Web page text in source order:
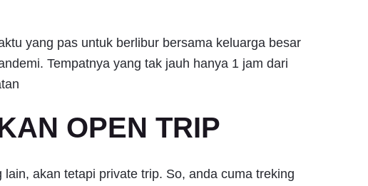
yang pas untuk berlibur bersama keluarga besar
Tempatnya yang tak jauh hanya 1 jam dari
OPEN TRIP
akan tetapi private trip. So, anda cuma treking